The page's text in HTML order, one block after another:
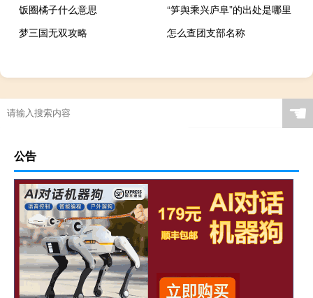
饭圈橘子什么意思
“笋舆乘兴庐阜”的出处是哪里
梦三国无双攻略
怎么查团支部名称
☚
公告